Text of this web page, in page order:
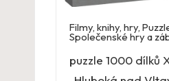
Filmy, knihy, hry,
Společenské hry a
puzzle 1000 dílků